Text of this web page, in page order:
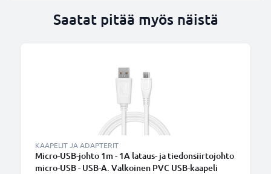
Saatat pitää myös näistä
KAAPELIT JA ADAPTERIT
Micro-USB-johto 1m - 1A lataus- ja tiedonsiirtojohto
micro-USB - USB-A. Valkoinen PVC USB-kaapeli